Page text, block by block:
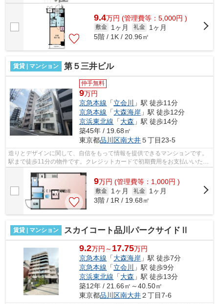
9.4万円 (管理費等：5,000円 )
敷金 1ヶ月 礼金
1ヶ月
5階 / 1K / 20.96㎡
賃貸 | マンション 第５三井ビル
仲手無料
9万円
京急本線 「立会川
」駅 徒歩11分
京急本線 「大森海岸 」駅 徒歩12分
京浜東北線 「大森 」駅 徒歩14分
築45年 / 19.68㎡
東京都品川区南大井５丁目23-5
造りとデザインに関して、自信をもって情報を提供できるマンションです。
駅まで徒歩11分の物件です。クレジットカードで初期費用をお支払いいただ
ける物件です。2駅利用可能な物件で目...
9万円 (管理費等：1,000円 )
敷金 1ヶ月 礼金
1ヶ月
3階 / 1R / 19.68㎡
賃貸 | マンション スカイコート品川パークサイドⅡ
9.2万円～ 17.75万円
京急本線 「大森海岸 」駅 徒歩7分
京急本線 「立会川 」駅 徒歩9分
京浜東北線 「大森 」駅 徒歩13分
築12年 / 21.66㎡～40.50㎡
東京都品川区南大井２丁目7-6